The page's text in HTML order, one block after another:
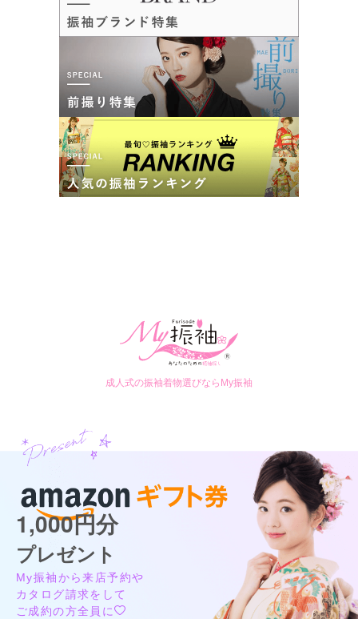
成人式の振袖着物選びならMy振袖
1,000円分
プレゼント
My振袖から来店予約や
カタログ請求をして
ご成約の方全員に